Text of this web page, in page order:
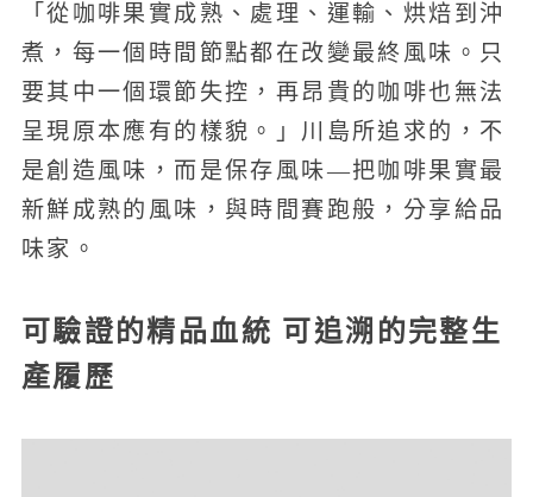
「從咖啡果實成熟、處理、運輸、烘焙到沖
煮，每一個時間節點都在改變最終風味。只
要其中一個環節失控，再昂貴的咖啡也無法
呈現原本應有的樣貌。」川島所追求的，不
是創造風味，而是保存風味—把咖啡果實最
新鮮成熟的風味，與時間賽跑般，分享給品
味家。
可驗證的精品血統 可追溯的完整生
產履歷